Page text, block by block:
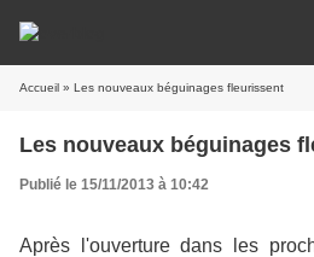
Accueil » Les nouveaux béguinages fleurissent
Les nouveaux béguinages
Publié le 15/11/2013 à 10:42
Après l'ouverture dans les